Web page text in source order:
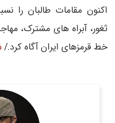
اکنون مقامات طالبان را
ثغور، آبراه های مشترک،
خط قرمزهای ایران آگاه کرد./
روزنامه نگار و کارشناس
تحریریه